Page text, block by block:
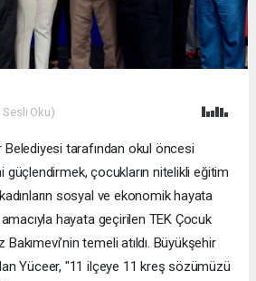
Sesli Oku)
Belediyesi tarafından okul öncesi
güçlendirmek, çocukların nitelikli eğitim
sosyal ve ekonomik hayata
amacıyla hayata geçirilen TEK Çocuk
temeli atıldı. Büyükşehir
Yüceer, "11 ilçeye 11 kreş sözümüzü